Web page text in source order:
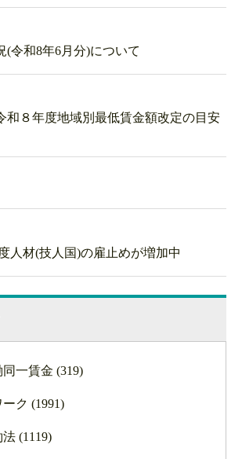
(令和8年6月分)について
和８年度地域別最低賃金額改定の目安
人材(技人国)の雇止めが増加中
一賃金 (319)
ク (1991)
(1119)